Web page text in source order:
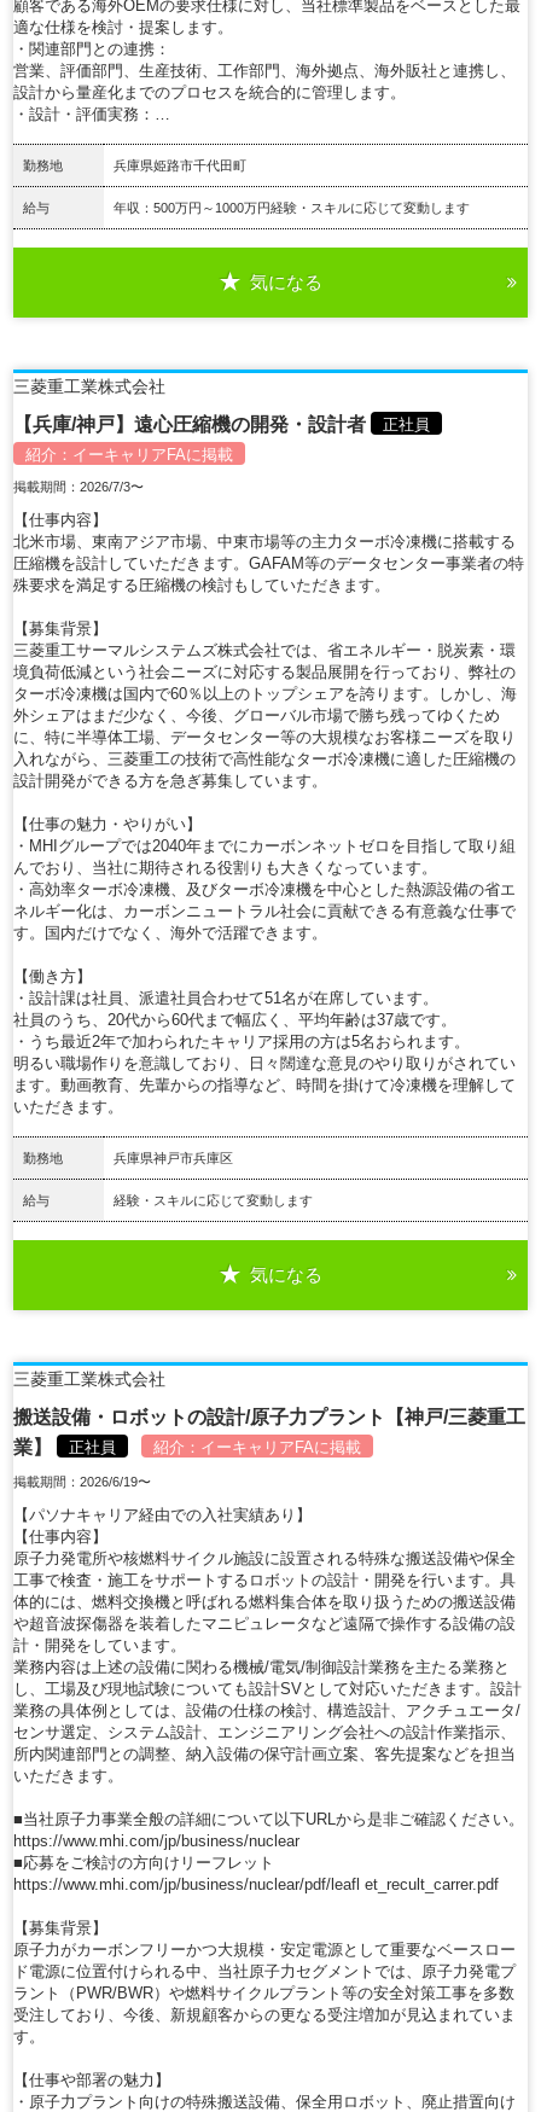
顧客である海外OEMの要求仕様に対し、当社標準製品をベースとした最
適な仕様を検討・提案します。
・関連部門との連携：
営業、評価部門、生産技術、工作部門、海外拠点、海外販社と連携し、
設計から量産化までのプロセスを統合的に管理します。
・設計・評価実務：…
勤務地 兵庫県姫路市千代田町
給与 年収：500万円～1000万円経験・スキルに応じて変動します
気になる
三菱重工業株式会社
【兵庫/神戸】遠心圧縮機の開発・設計者
正社員
紹介： イーキャリアFAに掲載
掲載期間：2026/7/3〜
【仕事内容】
北米市場、東南アジア市場、中東市場等の主力ターボ冷凍機に搭載する
圧縮機を設計していただきます。GAFAM等のデータセンター事業者の特
殊要求を満足する圧縮機の検討もしていただきます。
【募集背景】
三菱重工サーマルシステムズ株式会社では、省エネルギー・脱炭素・環
境負荷低減という社会ニーズに対応する製品展開を行っており、弊社の
ターボ冷凍機は国内で60％以上のトップシェアを誇ります。しかし、海
外シェアはまだ少なく、今後、グローバル市場で勝ち残ってゆくため
に、特に半導体工場、データセンター等の大規模なお客様ニーズを取り
入れながら、三菱重工の技術で高性能なターボ冷凍機に適した圧縮機の
設計開発ができる方を急ぎ募集しています。
【仕事の魅力・やりがい】
・MHIグループでは2040年までにカーボンネットゼロを目指して取り組
んでおり、当社に期待される役割りも大きくなっています。
・高効率ターボ冷凍機、及びターボ冷凍機を中心とした熱源設備の省エ
ネルギー化は、カーボンニュートラル社会に貢献できる有意義な仕事で
す。国内だけでなく、海外で活躍できます。
【働き方】
・設計課は社員、派遣社員合わせて51名が在席しています。
社員のうち、20代から60代まで幅広く、平均年齢は37歳です。
・うち最近2年で加わられたキャリア採用の方は5名おられます。
明るい職場作りを意識しており、日々闊達な意見のやり取りがされてい
ます。動画教育、先輩からの指導など、時間を掛けて冷凍機を理解して
いただきます。
勤務地 兵庫県神戸市兵庫区
給与 経験・スキルに応じて変動します
気になる
三菱重工業株式会社
搬送設備・ロボットの設計/原子力プラント【神戸/三菱重工
業】
正社員 紹介： イーキャリアFAに掲載
掲載期間：2026/6/19〜
【パソナキャリア経由での入社実績あり】
【仕事内容】
原子力発電所や核燃料サイクル施設に設置される特殊な搬送設備や保全
工事で検査・施工をサポートするロボットの設計・開発を行います。具
体的には、燃料交換機と呼ばれる燃料集合体を取り扱うための搬送設備
や超音波探傷器を装着したマニピュレータなど遠隔で操作する設備の設
計・開発をしています。
業務内容は上述の設備に関わる機械/電気/制御設計業務を主たる業務と
し、工場及び現地試験についても設計SVとして対応いただきます。設計
業務の具体例としては、設備の仕様の検討、構造設計、アクチュエータ/
センサ選定、システム設計、エンジニアリング会社への設計作業指示、
所内関連部門との調整、納入設備の保守計画立案、客先提案などを担当
いただきます。
■当社原子力事業全般の詳細について以下URLから是非ご確認ください。
https://www.mhi.com/jp/business/nuclear
■応募をご検討の方向けリーフレット
https://www.mhi.com/jp/business/nuclear/pdf/leafl et_recult_carrer.pdf
【募集背景】
原子力がカーボンフリーかつ大規模・安定電源として重要なベースロー
ド電源に位置付けられる中、当社原子力セグメントでは、原子力発電プ
ラント（PWR/BWR）や燃料サイクルプラント等の安全対策工事を多数
受注しており、今後、新規顧客からの更なる受注増加が見込まれていま
す。
【仕事や部署の魅力】
・原子力プラント向けの特殊搬送設備、保全用ロボット、廃止措置向け